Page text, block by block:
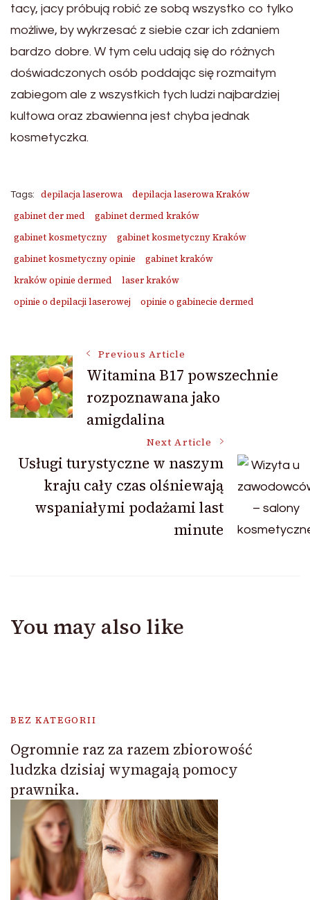
tacy, jacy próbują robić ze sobą wszystko co tylko
możliwe, by wykrzesać z siebie czar ich zdaniem
bardzo dobre. W tym celu udają się do różnych
doświadczonych osób poddając się rozmaitym
zabiegom ale z wszystkich tych ludzi najbardziej
kultowa oraz zbawienna jest chyba jednak
kosmetyczka.
Tags: depilacja laserowa
depilacja laserowa Kraków
gabinet der med
gabinet dermed kraków
gabinet kosmetyczny
gabinet kosmetyczny Kraków
gabinet kosmetyczny opinie
gabinet kraków
kraków opinie dermed
laser kraków
opinie o depilacji laserowej
opinie o gabinecie dermed
Post
Navigation
Previous Article
Witamina B17 powszechnie
rozpoznawana jako
amigdalina
Next Article
Usługi turystyczne w naszym
kraju cały czas olśniewają
wspaniałymi podażami last
minute
You may also like
BEZ KATEGORII
Ogromnie raz za razem zbiorowość
ludzka dzisiaj wymagają pomocy
prawnika.